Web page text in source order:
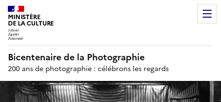
MINISTÈRE
DE LA CULTURE
Bicentenaire de la Photographie
200 ans de photographie : célébrons les regards